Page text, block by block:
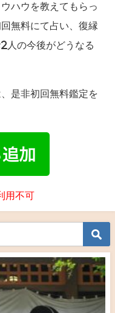
ハウを教えてもらっ
無料にて占い、復縁
人の今後がどうなる
是非初回無料鑑定を
用不可